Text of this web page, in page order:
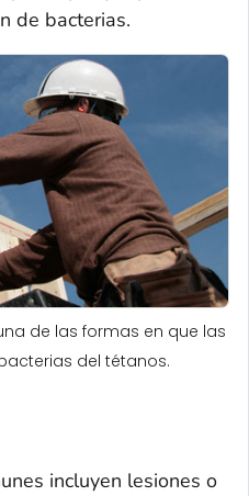
de bacterias.
de las formas en que las
del tétanos.
incluyen lesiones o